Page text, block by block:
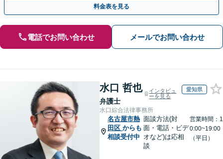
料金表を見る
電話でお問い合わせ メールでお問い合わせ
水口 哲也
弁護士
インタビュ
ーを見る
愛知県
水口綜合法律事務所
名古屋市熱
田区 からも
相談受付中
面談方法(対
面・電話・ビデ
オなど)は応相
談
営業時間：1
0:00~19:00
（平日）